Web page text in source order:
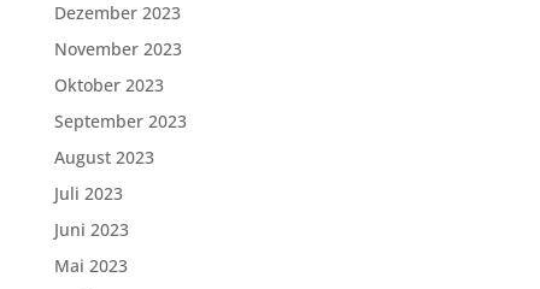
Dezember 2023
November 2023
Oktober 2023
September 2023
August 2023
Juli 2023
Juni 2023
Mai 2023